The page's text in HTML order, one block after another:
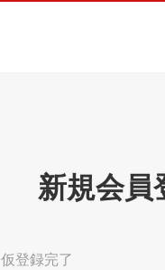
新規会員
仮登録完了